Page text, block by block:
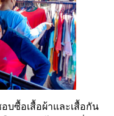
บซื้อเสื้อผ้าและเสื้อกัน